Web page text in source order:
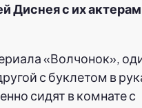
Диснея с их